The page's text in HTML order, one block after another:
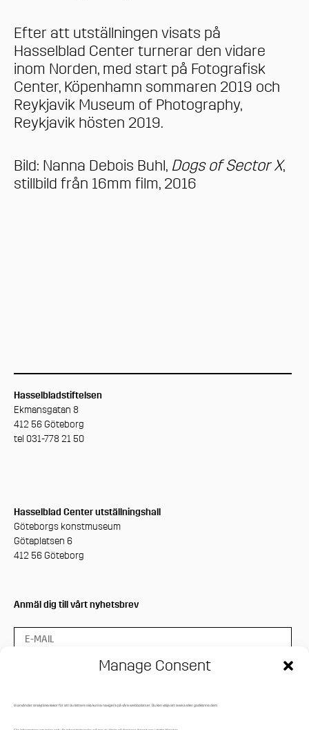
Manage Consent
Vi använder analytiska kakor för att du lättare ska kunna navigera på våra webbplatser. Du kan välja att avvisa eller godkänna dem.
Efter att utställningen visats på
Hasselblad Center turnerar den vidare
inom Norden, med start på Fotografisk
Center, Köpenhamn sommaren 2019 och
Reykjavik Museum of Photography,
Reykjavik hösten 2019.
Bild: Nanna Debois Buhl, Dogs of Sector X,
stillbild från 16mm film, 2016
Hasselbladstiftelsen
Ekmansgatan 8
412 56 Göteborg
tel 031-778 21 50
Hasselblad Center utställningshall
Göteborgs konstmuseum
Götaplatsen 6
412 56 Göteborg
Anmäl dig till vårt nyhetsbrev